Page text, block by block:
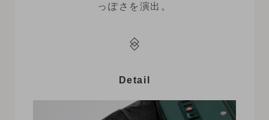
っぽさを演出。
Detail